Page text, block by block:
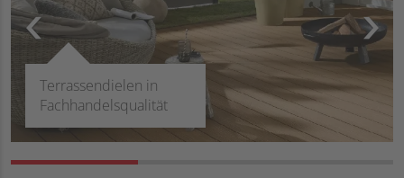
Terrassendielen in
Fachhandelsqualität